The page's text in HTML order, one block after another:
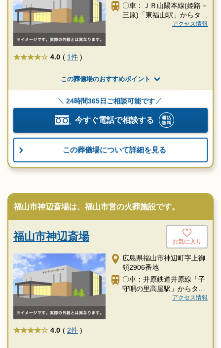
〇車：ＪＲ山陽本線(姫路－
三原)「東福山駅」からタク
シー約1時間30分アクセス情報
★★★★ 4.0 ( 1件 )
この葬儀場のおすすめポイント
24時間365日ご相談可能です
今すぐ電話で相談する
この葬儀場について詳細を見る
福山市神辺斎場は、福山市営の火葬施設です。
福山市神辺斎場 お気に入り
広島県福山市神辺町字上御
領2906番地
〇車：井原鉄道井原線「子
守唄の里高屋駅」からタク
アクセス情報
★★★★ 4.0 ( 2件 )